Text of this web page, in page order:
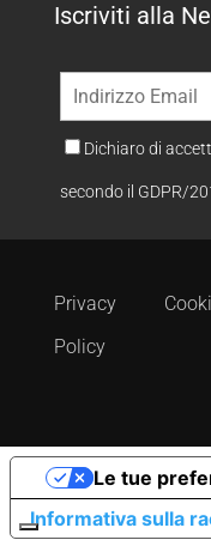
Iscriviti alla
Dichiaro di
secondo il GDPR/
Privacy
Policy
Informativa sulla
Le tue